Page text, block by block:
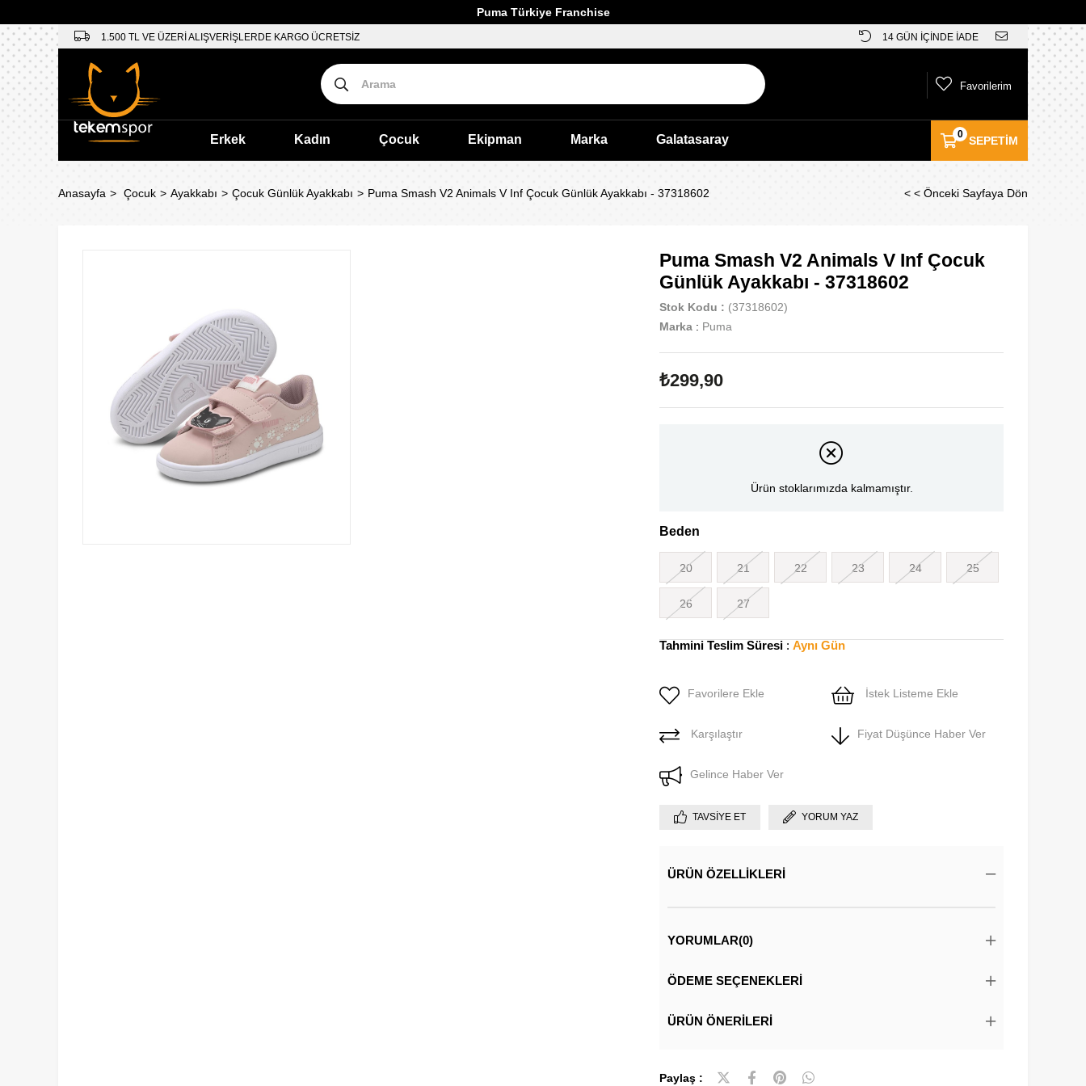
Puma Türkiye Franchise
1.500 TL VE ÜZERİ ALIŞVERİŞLERDE KARGO ÜCRETSİZ 14 GÜN İÇİNDE İADE
SEPETIM
0
Favorilerim
Erkek Kadın Çocuk Ekipman Marka Galatasaray
Anasayfa Çocuk Ayakkabı Çocuk Günlük Ayakkabı Puma Smash V2 Animals V Inf Çocuk Günlük Ayakkabı - 37318602 < < Önceki Sayfaya Dön
Puma Smash V2 Animals V Inf Çocuk
Günlük Ayakkabı - 37318602
Stok Kodu
(37318602)
Marka : Puma
₺299,90
Ürün stoklarımızda kalmamıştır.
Beden
20 21 22 23 24 25
26 27
Tahmini Teslim Süresi : Aynı Gün
Favorilere Ekle İstek Listeme Ekle
Karşılaştır Fiyat Düşünce Haber Ver
Gelince Haber Ver
TAVSIYE ET YORUM YAZ
ÜRÜN ÖZELLIKLERI
YORUMLAR(0)
ÖDEME SEÇENEKLERI
ÜRÜN ÖNERILERI
Paylaş :